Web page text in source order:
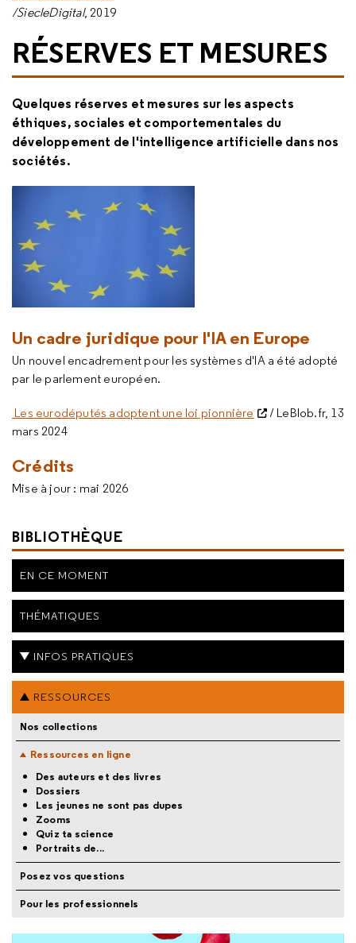
/SiecleDigital, 2019
RÉSERVES ET MESURES
Quelques réserves et mesures sur les aspects
éthiques, sociales et comportementales du
développement de l'intelligence artificielle dans nos
sociétés.
Un cadre juridique pour l'IA en Europe
Un nouvel encadrement pour les systèmes d'IA a été adopté
par le parlement européen.
Les eurodéputés adoptent une loi pionnière
/ LeBlob.fr, 13
mars 2024
Crédits
Mise à jour : mai 2026
BIBLIOTHÈQUE
EN CE MOMENT
THÉMATIQUES
INFOS PRATIQUES
RESSOURCES
Nos collections
Ressources en ligne
Des auteurs et des livres
Dossiers
Les jeunes ne sont pas dupes
Zooms
Quiz ta science
Portraits de...
Posez vos questions
Pour les professionnels